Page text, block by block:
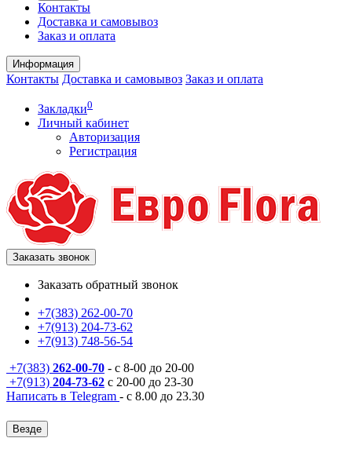
Контакты
Доставка и самовывоз
Заказ и оплата
Информация
Контакты Доставка и самовывоз Заказ и оплата
Закладки0
Личный кабинет
Авторизация
Регистрация
Заказать звонок
Заказать обратный звонок
+7(383) 262-00-70
+7(913) 204-73-62
+7(913) 748-56-54
+7(383) 262-00-70 - с 8-00 до 20-00
+7(913) 204-73-62 с 20-00 до 23-30
Написать в Telegram - с 8.00 до 23.30
Везде